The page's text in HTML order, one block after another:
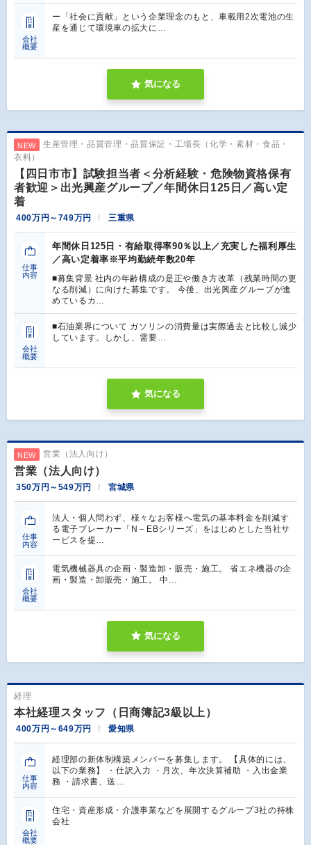
会社
概要
ー「社会に貢献」という企業理念のもと、車載用2次電池の生
産を通じて環境車の拡大に…
気になる
NEW
生産管理・品質管理・品質保証・工場長（化学・素材・食品・
衣料）
【四日市市】試験担当者＜分析経験・危険物資格保有
者歓迎＞出光興産グループ／年間休日125日／高い定
着
400万円～749万円 三重県
仕事
内容
年間休日125日・有給取得率90％以上／充実した福利厚生
／高い定着率※平均勤続年数20年
■募集背景 社内の年齢構成の是正や働き方改革（残業時間の更
なる削減）に向けた募集です。 今後、出光興産グループが進
めているカ…
会社
概要
■石油業界について ガソリンの消費量は実際過去と比較し減少
しています。しかし、需要…
気になる
NEW 営業（法人向け）
営業（法人向け）
350万円～549万円 宮城県
仕事
内容
法人・個人問わず、様々なお客様へ電気の基本料金を削減す
る電子ブレーカー「N－EBシリーズ」をはじめとした当社サ
ービスを提…
会社
概要
電気機械器具の企画・製造卸・販売・施工。 省エネ機器の企
画・製造・卸販売・施工。 中…
気になる
経理
本社経理スタッフ（日商簿記3級以上）
400万円～649万円 愛知県
仕事
内容
経理部の新体制構築メンバーを募集します。 【具体的には、
以下の業務】 ・仕訳入力 ・月次、年次決算補助 ・入出金業
務 ・請求書、送…
会社
概要
住宅・資産形成・介護事業などを展開するグループ3社の持株
会社